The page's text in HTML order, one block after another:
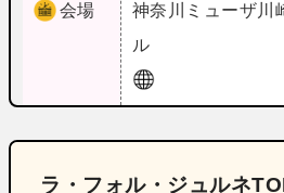
会場 神奈川
ミューザ川
ル
ラ・フォル・ジュルネ